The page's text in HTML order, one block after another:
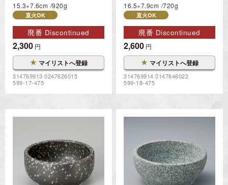
15.3×7.6cm 920g
直火OK
廃番 Discontinued
2,300 円
★ マイリストへ登録
314769913 0247626015
599-17-475
16.5×7.9cm 720g
直火OK
廃番 Discontinued
2,600 円
★ マイリストへ登録
314769914 0147646022
599-18-475